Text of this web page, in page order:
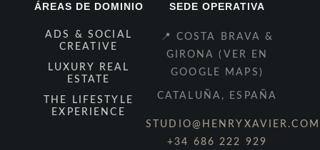
ÁREAS DE DOMINIO
ADS & SOCIAL
CREATIVE
LUXURY REAL
ESTATE
THE LIFESTYLE
EXPERIENCE
SEDE OPERATIVA
📍 COSTA BRAVA &
GIRONA (VER EN
GOOGLE MAPS)
CATALUÑA, ESPAÑA
STUDIO@HENRYXAVIER.COM
+34 686 222 929